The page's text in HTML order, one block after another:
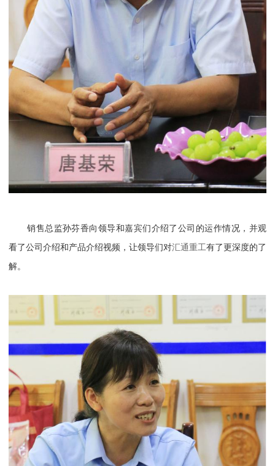
销售总监孙芬香向领导和嘉宾们介绍了公司的运作情况，并观
看了公司介绍和产品介绍视频，让领导们对汇通重工有了更深度的了
解。